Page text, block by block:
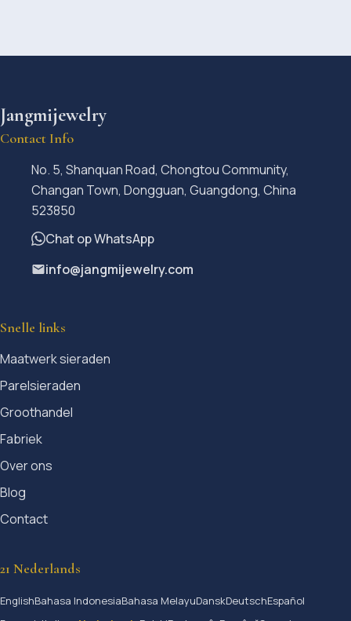
Jangmijewelry
Contact Info
No. 5, Shanquan Road, Chongtou Community,
Changan Town, Dongguan, Guangdong, China
523850
Chat op WhatsApp
info@jangmijewelry.com
Snelle links
Maatwerk sieraden
Parelsieraden
Groothandel
Fabriek
Over ons
Blog
Contact
21 Nederlands
EnglishBahasa IndonesiaBahasa MelayuDanskDeutschEspañol